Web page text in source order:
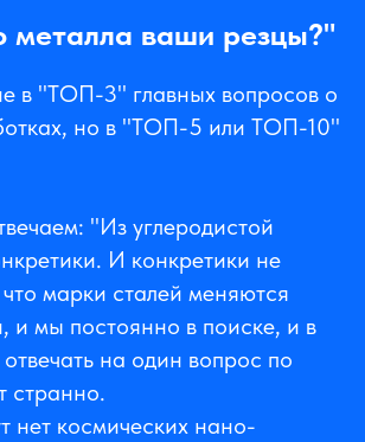
металла ваши резцы?"
в "ТОП-3" главных вопросов о
но в "ТОП-5 или ТОП-10"
"Из углеродистой
И конкретики не
марки сталей меняются
и мы постоянно в поиске, и в
на один вопрос по
странно.
нет космических нано-